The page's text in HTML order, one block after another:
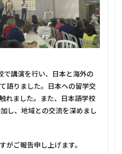
で講演を行い、日本と海外の
語りました。日本への留学交
れました。また、日本語学校
し、地域との交流を深めまし
がご報告申し上げます。